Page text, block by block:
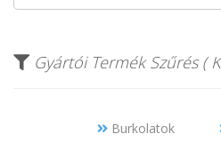
Gyártói Termék Szűrés (
Burkolatok